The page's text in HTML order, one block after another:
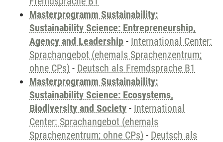
Masterprogramm Sustainability:
Sustainability Science: Entrepreneurship,
Agency and Leadership - International Center:
Sprachangebot (ehemals Sprachenzentrum;
ohne CPs) - Deutsch als Fremdsprache B1
Masterprogramm Sustainability:
Sustainability Science: Ecosystems,
Biodiversity and Society - International
Center: Sprachangebot (ehemals
Sprachenzentrum; ohne CPs) - Deutsch als